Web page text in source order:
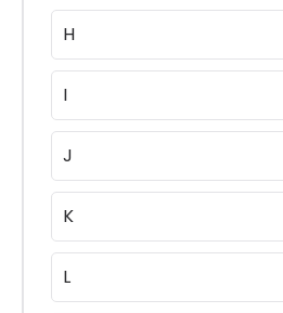
H
I
J
K
L